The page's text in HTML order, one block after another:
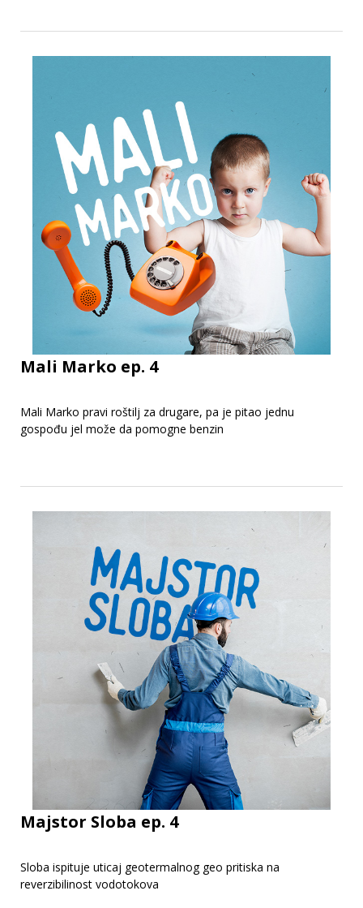
Mali Marko ep. 4
Mali Marko pravi roštilj za drugare, pa je pitao jednu
gospođu jel može da pomogne benzin
Majstor Sloba ep. 4
Sloba ispituje uticaj geotermalnog geo pritiska na
reverzibilinost vodotokova